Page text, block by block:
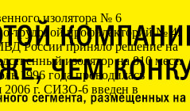
изолятора № 6
трудовой профилакторий № 4.
России приняло решение на
изолятор на 810 мест.
1996 года проводилась
г. СИЗО-6 введен в